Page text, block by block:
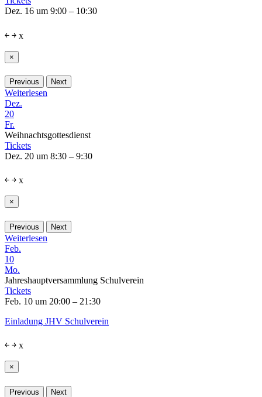
Dez. 16 um 9:00 – 10:30
￩ ￫ x
×
Previous Next
Weiterlesen
Dez.
20
Fr.
Weihnachtsgottesdienst
Tickets
Dez. 20 um 8:30 – 9:30
￩ ￫ x
×
Previous Next
Weiterlesen
Feb.
10
Mo.
Jahreshauptversammlung Schulverein
Tickets
Feb. 10 um 20:00 – 21:30
Einladung JHV Schulverein
￩ ￫ x
×
Previous Next